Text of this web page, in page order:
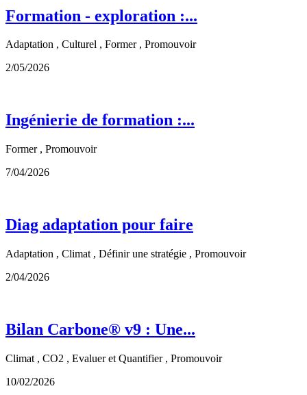
Formation - exploration :...
Adaptation , Culturel , Former , Promouvoir
2/05/2026
Ingénierie de formation :...
Former , Promouvoir
7/04/2026
Diag adaptation pour faire
Adaptation , Climat , Définir une stratégie , Promouvoir
2/04/2026
Bilan Carbone® v9 : Une...
Climat , CO2 , Evaluer et Quantifier , Promouvoir
10/02/2026